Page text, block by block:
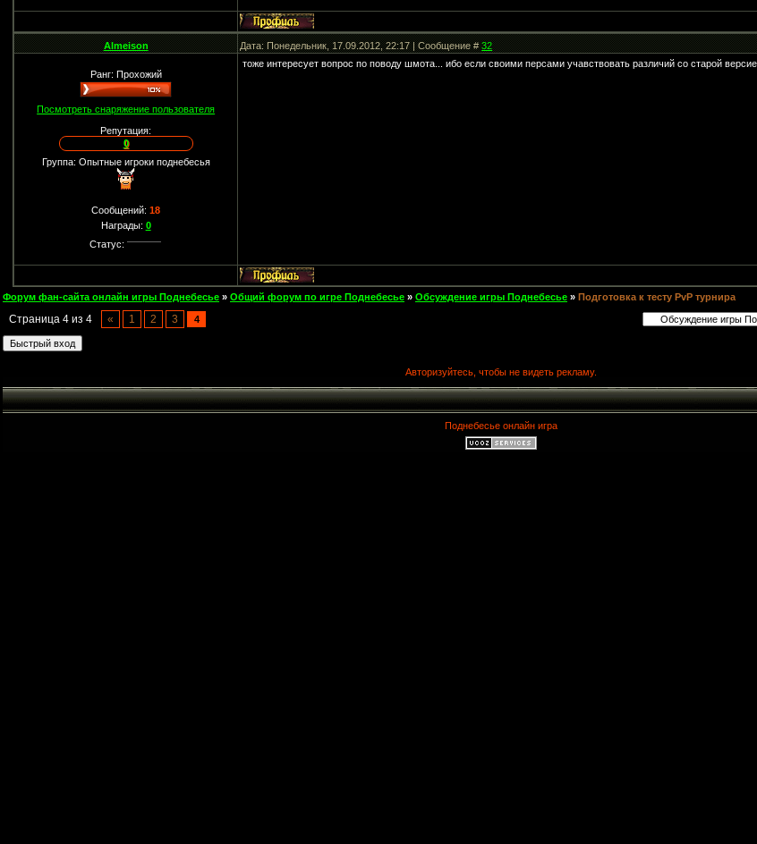
Almeison Дата: Понедельник, 17.09.2012, 22:17 | Сообщение #32
Ранг: Прохожий
Посмотреть снаряжение пользователя
Репутация:
0
Группа: Опытные игроки поднебесья
Сообщений:18
Награды: 0
Статус:
тоже интересует вопрос по поводу шмота... ибо если своими персами учавствовать различий со старой
Форум фан-сайта онлайн игры Поднебесье » Общий форум по игре Поднебесье » Обсуждение игры Поднебесье » Подготовка к тесту PvP турнира
Страница 4 из 4 « 1 2 3
4
Авторизуйтесь, чтобы не видеть рекламу.
Поднебесье онлайн игра